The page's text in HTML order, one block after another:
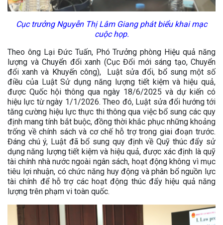
Cục trưởng Nguyễn Thị Lâm Giang phát biểu khai mạc
cuộc họp.
Theo ông Lại Đức Tuấn, Phó Trưởng phòng Hiệu quả năng
lượng và Chuyển đổi xanh (Cục Đổi mới sáng tạo, Chuyển
đổi xanh và Khuyến công), Luật sửa đổi, bổ sung một số
điều của Luật Sử dụng năng lượng tiết kiệm và hiệu quả,
được Quốc hội thông qua ngày 18/6/2025 và dự kiến có
hiệu lực từ ngày 1/1/2026. Theo đó, Luật sửa đổi hướng tới
tăng cường hiệu lực thực thi thông qua việc bổ sung các quy
định mang tính bắt buộc, đồng thời khắc phục những khoảng
trống về chính sách và cơ chế hỗ trợ trong giai đoạn trước.
Đáng chú ý, Luật đã bổ sung quy định về Quỹ thúc đẩy sử
dụng năng lượng tiết kiệm và hiệu quả, được xác định là quỹ
tài chính nhà nước ngoài ngân sách, hoạt động không vì mục
tiêu lợi nhuận, có chức năng huy động và phân bổ nguồn lực
tài chính để hỗ trợ các hoạt động thúc đẩy hiệu quả năng
lượng trên phạm vi toàn quốc.